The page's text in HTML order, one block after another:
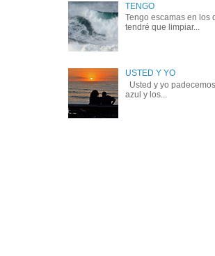
TENGO
Tengo escamas en los
tendré que limpiar...
USTED Y YO
Usted y yo
azul y los...